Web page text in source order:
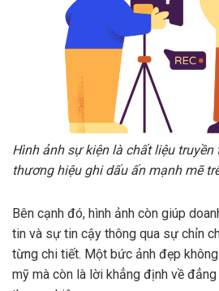
Hình ảnh sự kiện là chất liệu
thương hiệu ghi dấu ấn mạnh mẽ
Bên cạnh đó, hình ảnh còn giúp
tin và sự tin cậy thông qua sự chỉn
từng chi tiết. Một bức ảnh đẹp
mỹ mà còn là lời khẳng định về